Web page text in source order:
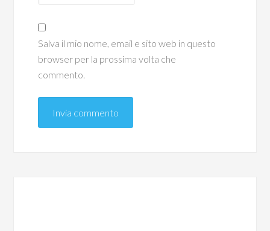
Salva il mio nome, email e sito web in questo
browser per la prossima volta che
commento.